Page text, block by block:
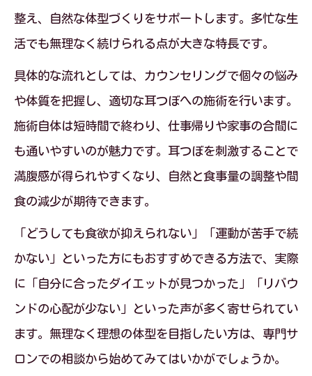
整え、自然な体型づくりをサポートします。多忙な生
活でも無理なく続けられる点が大きな特長です。
具体的な流れとしては、カウンセリングで個々の悩み
や体質を把握し、適切な耳つぼへの施術を行います。
施術自体は短時間で終わり、仕事帰りや家事の合間に
も通いやすいのが魅力です。耳つぼを刺激することで
満腹感が得られやすくなり、自然と食事量の調整や間
食の減少が期待できます。
「どうしても食欲が抑えられない」「運動が苦手で続
かない」といった方にもおすすめできる方法で、実際
に「自分に合ったダイエットが見つかった」「リバウ
ンドの心配が少ない」といった声が多く寄せられてい
ます。無理なく理想の体型を目指したい方は、専門サ
ロンでの相談から始めてみてはいかがでしょうか。